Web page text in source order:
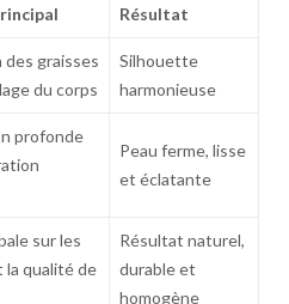
Résultat
des graisses
du corps
Silhouette
harmonieuse
profonde
Peau ferme, lisse
et éclatante
sur les
la qualité de
Résultat naturel,
durable et
homogène